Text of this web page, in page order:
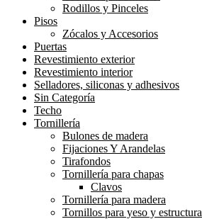
Rodillos y Pinceles
Pisos
Zócalos y Accesorios
Puertas
Revestimiento exterior
Revestimiento interior
Selladores, siliconas y adhesivos
Sin Categoría
Techo
Tornillería
Bulones de madera
Fijaciones Y Arandelas
Tirafondos
Tornillería para chapas
Clavos
Tornillería para madera
Tornillos para yeso y estructura